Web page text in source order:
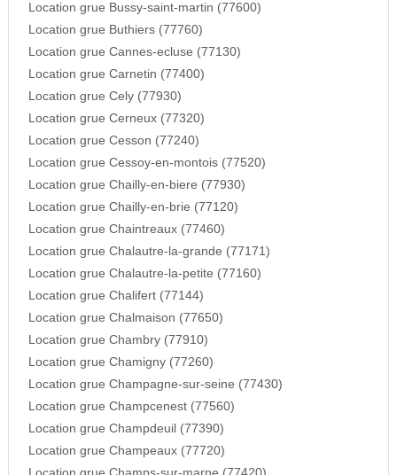
Location grue Bussy-saint-martin (77600)
Location grue Buthiers (77760)
Location grue Cannes-ecluse (77130)
Location grue Carnetin (77400)
Location grue Cely (77930)
Location grue Cerneux (77320)
Location grue Cesson (77240)
Location grue Cessoy-en-montois (77520)
Location grue Chailly-en-biere (77930)
Location grue Chailly-en-brie (77120)
Location grue Chaintreaux (77460)
Location grue Chalautre-la-grande (77171)
Location grue Chalautre-la-petite (77160)
Location grue Chalifert (77144)
Location grue Chalmaison (77650)
Location grue Chambry (77910)
Location grue Chamigny (77260)
Location grue Champagne-sur-seine (77430)
Location grue Champcenest (77560)
Location grue Champdeuil (77390)
Location grue Champeaux (77720)